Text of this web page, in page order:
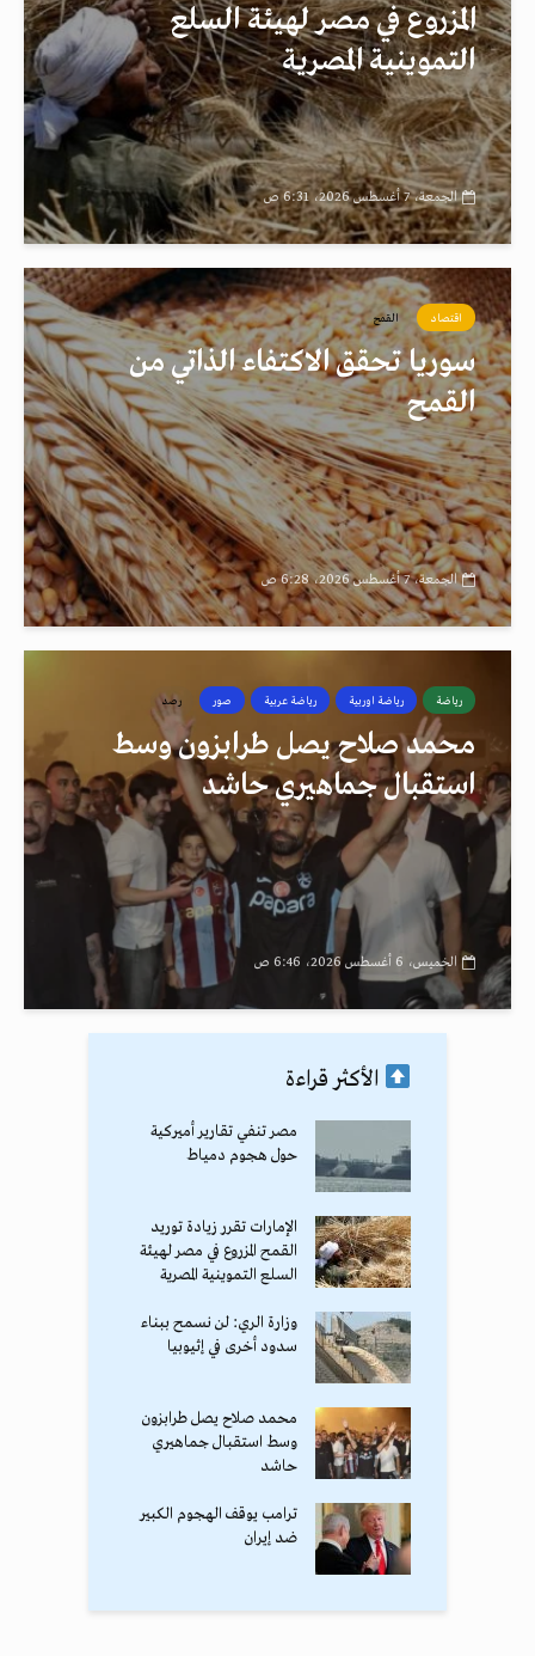
المزروع في مصر لهيئة السلع
التموينية المصرية
الجمعة، 7 أغسطس 2026، 6:31 ص
اقتصاد القمح
سوريا تحقق الاكتفاء الذاتي من
القمح
الجمعة، 7 أغسطس 2026، 6:28 ص
رياضة رياضة اوربية رياضة عربية صور رصد
محمد صلاح يصل طرابزون وسط
استقبال جماهيري حاشد
الخميس، 6 أغسطس 2026، 6:46 ص
الأكثر قراءة
مصر تنفي تقارير أميركية
حول هجوم دمياط
الإمارات تقرر زيادة توريد
القمح المزروع في مصر لهيئة
السلع التموينية المصرية
وزارة الري: لن نسمح ببناء
سدود أخرى في إثيوبيا
محمد صلاح يصل طرابزون
وسط استقبال جماهيري
حاشد
ترامب يوقف الهجوم الكبير
ضد إيران